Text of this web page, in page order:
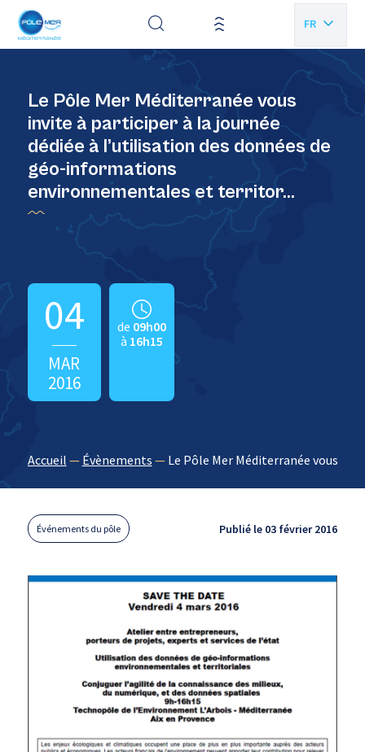
FR
Le Pôle Mer Méditerranée vous
invite à participer à la journée
dédiée à l’utilisation des données de
géo-informations
environnementales et territor…
04
MAR
2016
de 09h00
à 16h15
Accueil — Évènements — Le Pôle Mer Méditerranée vous
Événements du pôle Publié le 03 février 2016
Panneau de gestion des cookies